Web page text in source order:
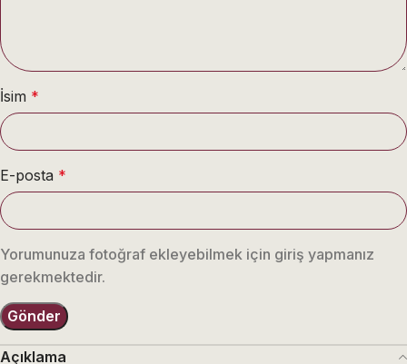
İsim *
E-posta *
Yorumunuza fotoğraf ekleyebilmek için giriş yapmanız
gerekmektedir.
Açıklama